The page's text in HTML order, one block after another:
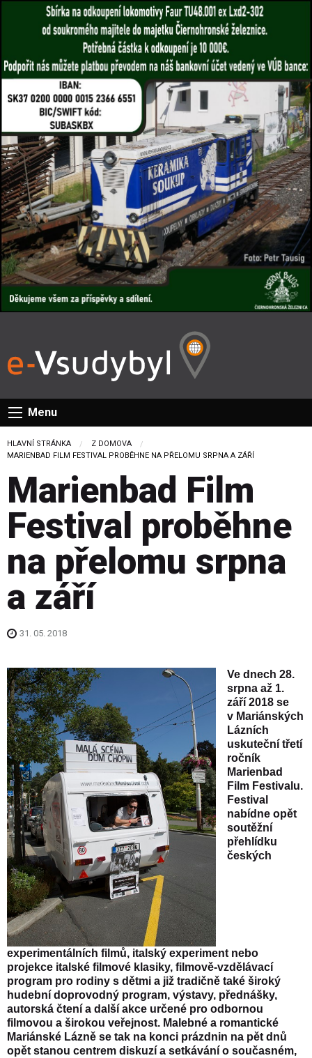
Menu
HLAVNÍ STRÁNKA
Z DOMOVA
CURRENT:
MARIENBAD FILM FESTIVAL PROBĚHNE NA PŘELOMU SRPNA A ZÁŘÍ
Marienbad Film
Festival proběhne
na přelomu srpna
a září
31. 05. 2018
Ve dnech 28.
srpna až 1.
září 2018 se
v Mariánských
Lázních
uskuteční třetí
ročník
Marienbad
Film Festivalu.
Festival
nabídne opět
soutěžní
přehlídku
českých
experimentálních filmů, italský experiment nebo
projekce italské filmové klasiky, filmově-vzdělávací
program pro rodiny s dětmi a již tradičně také široký
hudební doprovodný program, výstavy, přednášky,
autorská čtení a další akce určené pro odbornou
filmovou a širokou veřejnost. Malebné a romantické
Mariánské Lázně se tak na konci prázdnin na pět dnů
opět stanou centrem diskuzí a setkávání o současném,